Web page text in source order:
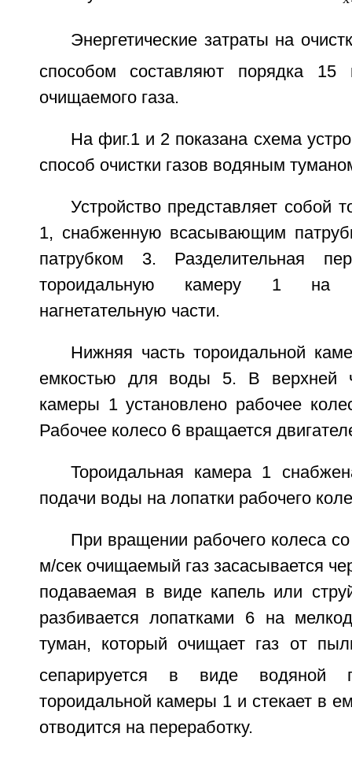
Энергетические затраты на
способом составляют порядка
очищаемого газа.
На фиг.1 и 2 показана схема
способ очистки газов водяным
Устройство представляет собой
1, снабженную всасывающим
патрубком 3. Разделительная
тороидальную камеру 1 на
нагнетательную части.
Нижняя часть тороидальной
емкостью для воды 5. В верхней
камеры 1 установлено рабочее
Рабочее колесо 6 вращается
Тороидальная камера 1
подачи воды на лопатки рабочего
При вращении рабочего колеса
м/сек очищаемый газ засасывается
подаваемая в виде капель или
разбивается лопатками 6 на
туман, который очищает газ от
сепарируется в виде водяной
тороидальной камеры 1 и стекает в
отводится на переработку.